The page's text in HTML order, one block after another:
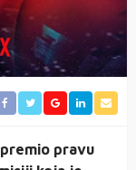
pravu